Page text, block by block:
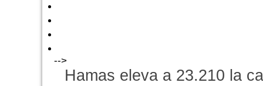
-->
Hamas eleva a 23.210 la